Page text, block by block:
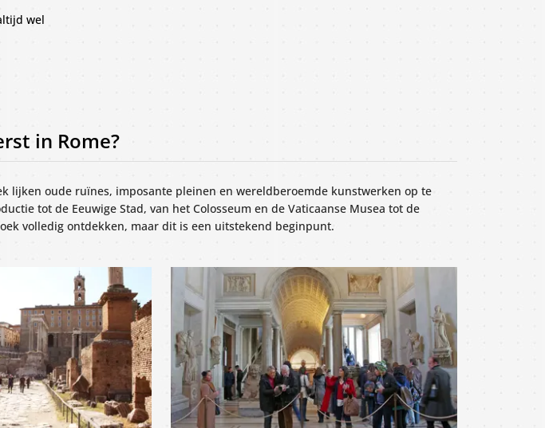
wel
in Rome?
lijken oude ruïnes, imposante pleinen en wereldberoemde kunstwerken op te
tot de Eeuwige Stad, van het Colosseum en de Vaticaanse Musea tot de
volledig ontdekken, maar dit is een uitstekend beginpunt.